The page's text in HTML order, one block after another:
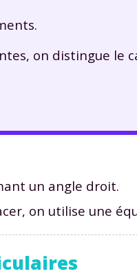
on distingue le
un angle droit.
on utilise une